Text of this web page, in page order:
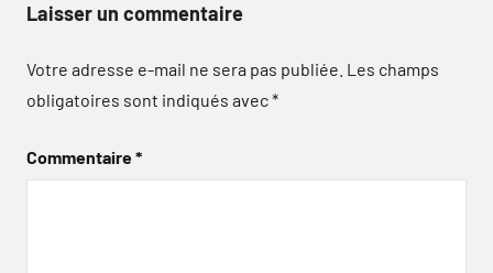
Laisser un commentaire
Votre adresse e-mail ne sera pas publiée. Les champs
obligatoires sont indiqués avec*
Commentaire*